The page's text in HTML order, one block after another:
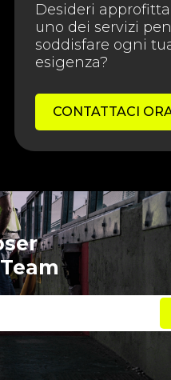
Desideri
uno dei servizi
soddisfare ogni
esigenza?
CONTATTACI